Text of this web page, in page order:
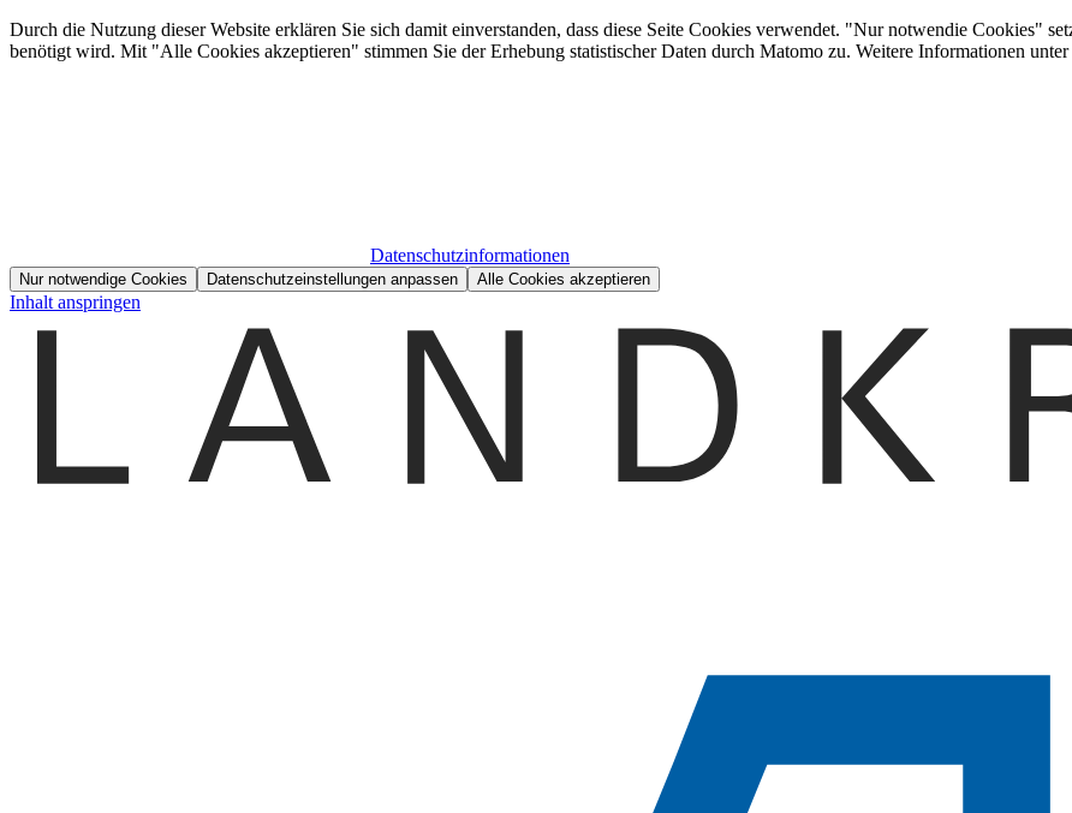
Durch die Nutzung dieser Website erklären Sie sich damit einverstanden, dass diese Seite Cookies verwendet. "Nur notwendie Cookies"
benötigt wird. Mit "Alle Cookies akzeptieren" stimmen Sie der Erhebung statistischer Daten durch Matomo zu. Weitere Informationen
Datenschutzinformationen
Nur notwendige Cookies Datenschutzeinstellungen anpassen Alle Cookies akzeptieren
Inhalt anspringen